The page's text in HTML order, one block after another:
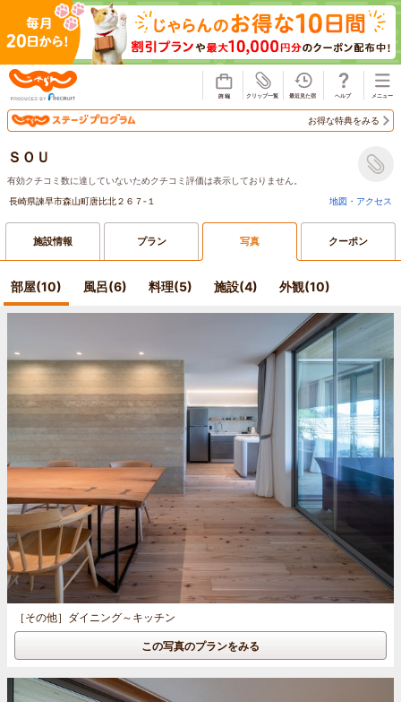
お得な特典をみる
ＳＯＵ
有効クチコミ数に達していないためクチコミ評価は表示しておりません。
長崎県諫早市森山町唐比北２６７‐１
地図・アクセス
施設情報 プラン 写真 クーポン
部屋(10) 風呂(6) 料理(5) 施設(4) 外観(10)
［その他］ ダイニング～キッチン
この写真のプランをみる